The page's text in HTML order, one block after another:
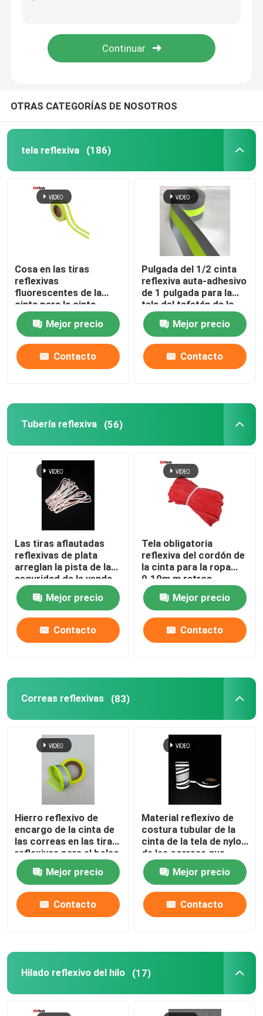
Hilado reflexivo del hilo
Accesorios del Workwear
Accesorios reflexivos
Cinta del lacre de la costura
OTRAS CATEGORÍAS DE NOSOTROS
tela reflexiva (186)
Cosa en las tiras
reflexivas
fluorescentes de la
cinta para la cinta
ignífuga de la ropa
Mejor precio
Contacto
Pulgada del 1/2 cinta
reflexiva auta-adhesivo
de 1 pulgada para la
tela del tafetán de la
tienda de campaña de
la cubierta del coche
de la ropa
Mejor precio
Contacto
Tubería reflexiva (56)
Las tiras aflautadas
reflexivas de plata
arreglan la pista de la
seguridad de la venda
jadean 50 metros 100
metrosMejor precio
Contacto
Tela obligatoria
reflexiva del cordón de
la cinta para la ropa
0.19m m retros
coloridos de la
seguridad 0.24m m
Mejor precio
Contacto
Correas reflexivas (83)
Hierro reflexivo de
encargo de la cinta de
las correas en las tiras
reflexivas para el bolso
del cinturón de
seguridad de la ropa
Mejor precio
Contacto
Material reflexivo de
costura tubular de la
cinta de la tela de nylon
de las correas que
sube
Mejor precio
Contacto
Hilado reflexivo del hilo (17)